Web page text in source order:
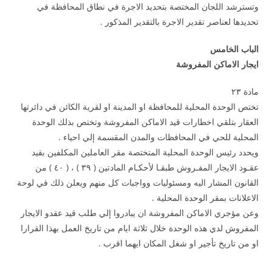
وتسترشد اللجان المختصة بتحديد الاجرة في نطاق المحافظة في
تحديدها لعناصر تقدير الاجرة بالتقدير المذكور .
الباب الخامس
ايجار الاماكن المفروشة
مادة ۲۳
تختص الوحدة المحلية للمحافظة او المدينة او لقرية الكائن في دائرتها
العقار بتلقي اخطارات قيد الاماكن المفروشة وتختص بذلك الوحدة
المحلية للحي في المحافظات والمدن المقسمة إلي احياء .
ويحدد رئيس الوحدة المحلية المتختصة مقر العاملين المكلفين بقيد
عقـود الايجار المفـروش طبقـا لأحكـام المادتين ( ۳۹ ) ، ( ٤۰ ) من
القانون المشار اليه ومسئوليات وواجبات كل منهم ويعلن ذلك في لوحة
الاعلانات بمقر الوحدة المحلية .
وعن مؤجري الاماكن المفروشة ان يبادروا إلي طلب قيد عقدو الايجار
المفروش لدي هذه الوحدة خلال ثلاثة ايام من تاريخ العمل بهذا القرارا
او من تاريخ تأجير او شغل المكان ايهما اقرب .